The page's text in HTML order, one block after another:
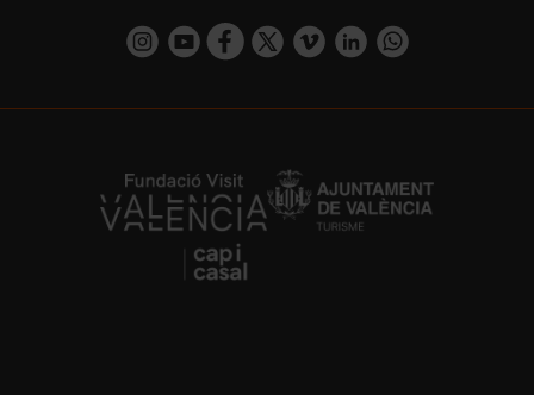
https://www.instagram.com/visit_valencia/
https://www.youtube.com/user/
https://www.facebook.com/
https://twitter.com/
https://vimeo.com/
https://www.linkedin.com/company/turismo-valencia/https://api.whatsapp.com/send/
https://fundacion.visitvalencia.com/